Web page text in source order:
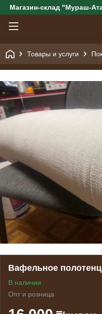
Магазин-склад "Мураш-
Товары и услуги
Вафельное
В наличии
Опт и розница